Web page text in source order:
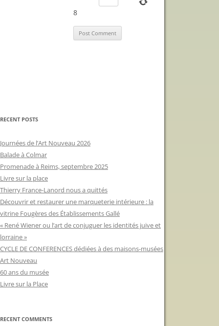
8
RECENT POSTS
Journées de l’Art Nouveau 2026
Balade à Colmar
Promenade à Reims, septembre 2025
Livre sur la place
Thierry France-Lanord nous a quittés
Découvrir et restaurer une marqueterie intérieure : la
vitrine Fougères des Établissements Gallé
« René Wiener ou l’art de conjuguer les identités juive et
lorraine »
CYCLE DE CONFERENCES dédiées à des maisons-musées
Art Nouveau
60 ans du musée
Livre sur la Place
RECENT COMMENTS